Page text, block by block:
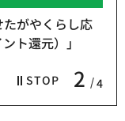
STOP 2 4
がやくらし応
ト還元）」